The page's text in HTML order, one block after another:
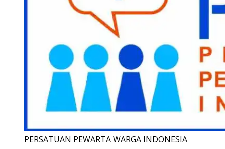
PERSATUAN PEWARTA WARGA INDONESIA